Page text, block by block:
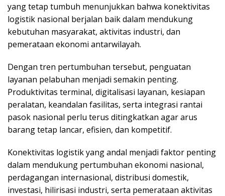
yang tetap tumbuh menunjukkan bahwa konektivitas
logistik nasional berjalan baik dalam mendukung
kebutuhan masyarakat, aktivitas industri, dan
pemerataan ekonomi antarwilayah.
Dengan tren pertumbuhan tersebut, penguatan
layanan pelabuhan menjadi semakin penting.
Produktivitas terminal, digitalisasi layanan, kesiapan
peralatan, keandalan fasilitas, serta integrasi rantai
pasok nasional perlu terus ditingkatkan agar arus
barang tetap lancar, efisien, dan kompetitif.
Konektivitas logistik yang andal menjadi faktor penting
dalam mendukung pertumbuhan ekonomi nasional,
perdagangan internasional, distribusi domestik,
investasi, hilirisasi industri, serta pemerataan aktivitas